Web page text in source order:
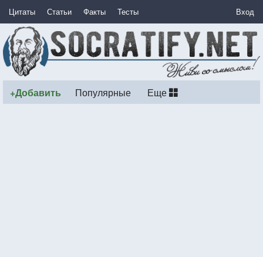
Цитаты Статьи Факты Тесты Вход
+Добавить Популярные Еще